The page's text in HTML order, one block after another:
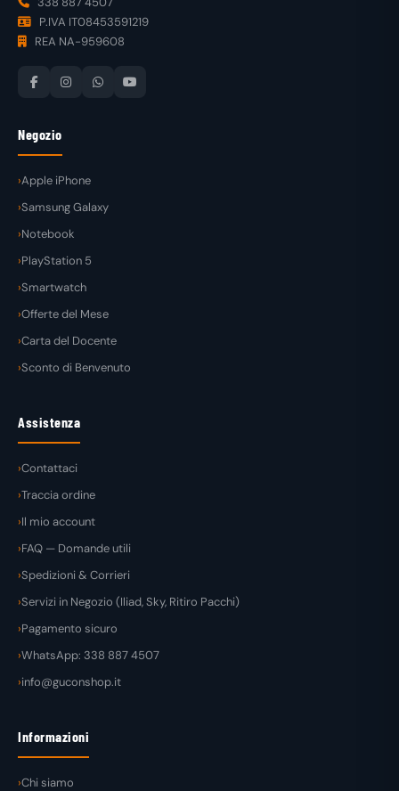
P.IVA IT08453591219
REA NA-959608
Negozio
Apple iPhone
Samsung Galaxy
Notebook
PlayStation 5
Smartwatch
Offerte del Mese
Carta del Docente
Sconto di Benvenuto
Assistenza
Contattaci
Traccia ordine
Il mio account
FAQ — Domande utili
Spedizioni & Corrieri
Servizi in Negozio (Iliad, Sky, Ritiro Pacchi)
Pagamento sicuro
WhatsApp: 338 887 4507
info@guconshop.it
Informazioni
Chi siamo